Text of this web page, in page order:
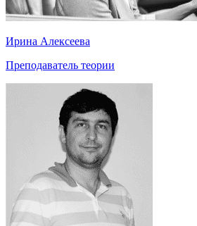
Ирина Алексеева
Преподаватель теории